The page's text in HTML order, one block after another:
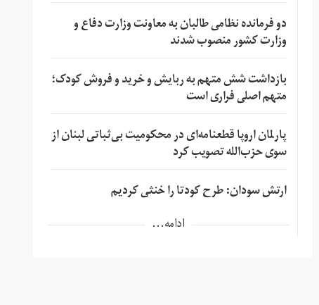
دو فرمانده نظامی طالبان به معاونت وزارت دفاع و
وزارت کشور منصوب شدند
بازداشت شش متهم به ربایش و خرید و فروش کودک؛
متهم اصلی فراری است
پارلمان اروپا قطعنامه‌ای در محکومیت بی‌ثباتی لبنان از
سوی حزب‌الله تصویب کرد
ارتش سودان: طرح کودتا را خنثی کردیم
ادامه...